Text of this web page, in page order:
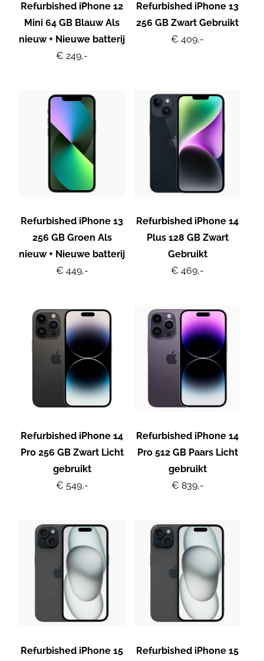
Refurbished iPhone 12
Mini 64 GB Blauw Als
nieuw + Nieuwe batterij
€ 249,-
Refurbished iPhone 13
256 GB Zwart Gebruikt
€ 409,-
Refurbished iPhone 13
256 GB Groen Als
nieuw + Nieuwe batterij
€ 449,-
Refurbished iPhone 14
Plus 128 GB Zwart
Gebruikt
€ 469,-
Refurbished iPhone 14
Pro 256 GB Zwart Licht
gebruikt
€ 549,-
Refurbished iPhone 14
Pro 512 GB Paars Licht
gebruikt
€ 839,-
Refurbished iPhone 15
Refurbished iPhone 15